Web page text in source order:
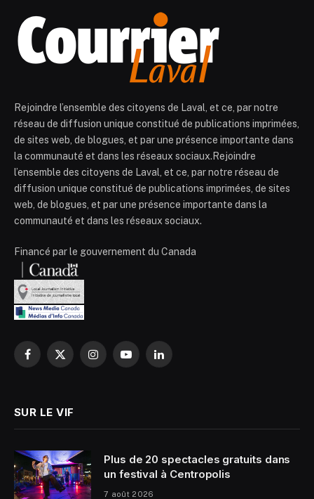
Rejoindre l’ensemble des citoyens de Laval, et ce, par notre
réseau de diffusion unique constitué de publications imprimées,
de sites web, de blogues, et par une présence importante dans
la communauté et dans les réseaux sociaux.Rejoindre
l’ensemble des citoyens de Laval, et ce, par notre réseau de
diffusion unique constitué de publications imprimées, de sites
web, de blogues, et par une présence importante dans la
communauté et dans les réseaux sociaux.
Financé par le gouvernement du Canada
Facebook
X
InstagramYouTubeLinkedIn
SUR LE VIF
Plus de 20 spectacles gratuits dans
un festival à Centropolis
7 août 2026